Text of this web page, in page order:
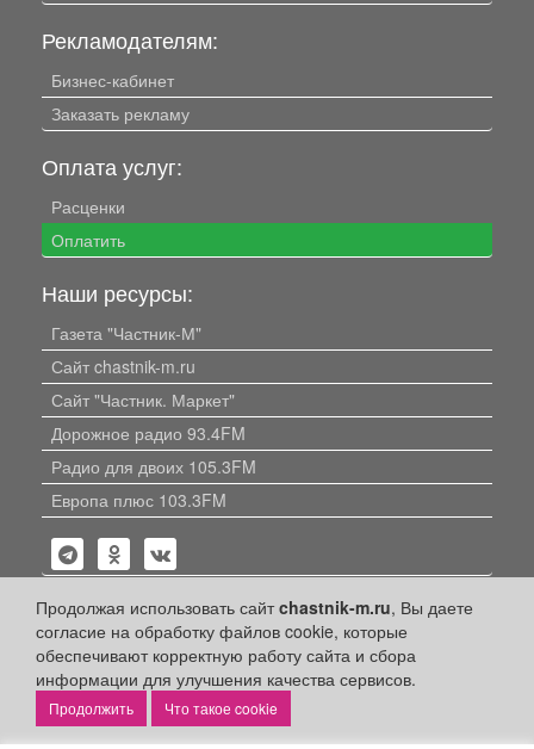
Продолжая использовать сайтchastnik-m.ru, Вы даете
согласие на обработку файлов cookie, которые
обеспечивают корректную работу сайта и сбора
информации для улучшения качества сервисов.
Что такое cookie
Рекламодателям:
Бизнес-кабинет
Заказать рекламу
Оплата услуг:
Расценки
Оплатить
Наши ресурсы:
Газета "Частник-М"
Сайт chastnik-m.ru
Сайт "Частник. Маркет"
Дорожное радио 93.4FM
Радио для двоих 105.3FM
Европа плюс 103.3FM
Политика конфиденциальности
Публикации с пометкой «Реклама», «На правах рекламы»,
«Партнёрский проект» оплачены рекламодателем.